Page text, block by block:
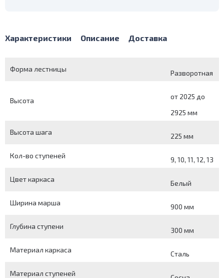
Характеристики Описание Доставка
Форма лестницы Разворотная
Высота
от 2025 до
2925 мм
Высота шага 225 мм
Кол-во ступеней 9, 10, 11, 12, 13
Цвет каркаса Белый
Ширина марша 900 мм
Глубина ступени 300 мм
Материал каркаса Сталь
Материал ступеней